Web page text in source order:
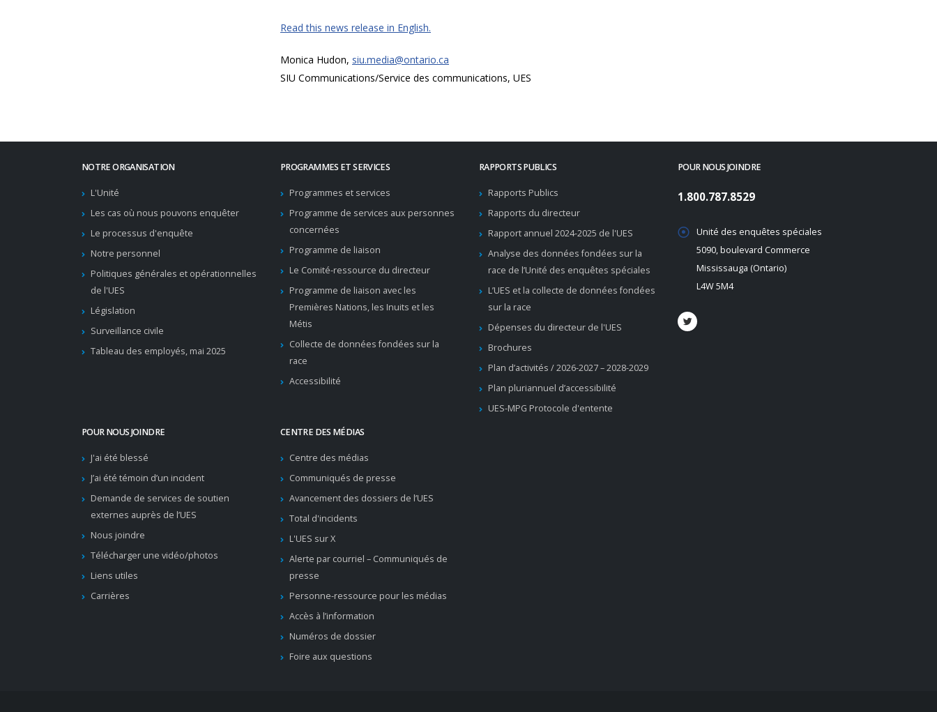
Read this news release in English.
Monica Hudon, siu.media@ontario.ca
SIU Communications/Service des communications, UES
NOTRE ORGANISATION
L'Unité
Les cas où nous pouvons enquêter
Le processus d'enquête
Notre personnel
Politiques générales et opérationnelles
de l'UES
Législation
Surveillance civile
Tableau des employés, mai 2025
PROGRAMMES ET SERVICES
Programmes et services
Programme de services aux personnes
concernées
Programme de liaison
Le Comité-ressource du directeur
Programme de liaison avec les
Premières Nations, les Inuits et les
Métis
Collecte de données fondées sur la
race
Accessibilité
RAPPORTS PUBLICS
Rapports Publics
Rapports du directeur
Rapport annuel 2024-2025 de l'UES
Analyse des données fondées sur la
race de l’Unité des enquêtes spéciales
L’UES et la collecte de données fondées
sur la race
Dépenses du directeur de l'UES
Brochures
Plan d’activités / 2026-2027 – 2028-2029
Plan pluriannuel d’accessibilité
UES-MPG Protocole d'entente
POUR NOUS JOINDRE
J'ai été blessé
J’ai été témoin d’un incident
Demande de services de soutien
externes auprès de l’UES
Nous joindre
Télécharger une vidéo/photos
Liens utiles
Carrières
CENTRE DES MÉDIAS
Centre des médias
Communiqués de presse
Avancement des dossiers de l’UES
Total d'incidents
L'UES sur X
Alerte par courriel – Communiqués de
presse
Personne-ressource pour les médias
Accès à l’information
Numéros de dossier
Foire aux questions
POUR NOUS JOINDRE
1.800.787.8529
Unité des enquêtes spéciales
5090, boulevard Commerce
Mississauga (Ontario)
L4W 5M4